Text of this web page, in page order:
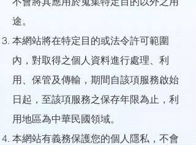
途。
本網站將在特定目的或法令許可範圍
內，對取得之個人資料進行處理、利
用、保管及傳輸，期間自該項服務啟始
日起，至該項服務之保存年限為止，利
用地區為中華民國領域。
本網站有義務保護您的個人隱私，不會